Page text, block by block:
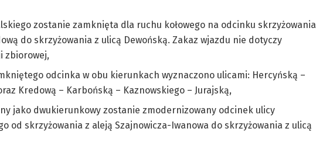
zostanie zamknięta dla ruchu kołowego na odcinku skrzyżowania
do skrzyżowania z ulicą Dewońską. Zakaz wjazdu nie dotyczy
zbiorowej,
odcinka w obu kierunkach wyznaczono ulicami: Hercyńską –
Kredową – Karbońską – Kaznowskiego – Jurajską,
jako dwukierunkowy zostanie zmodernizowany odcinek ulicy
od skrzyżowania z aleją Szajnowicza-Iwanowa do skrzyżowania z ulicą